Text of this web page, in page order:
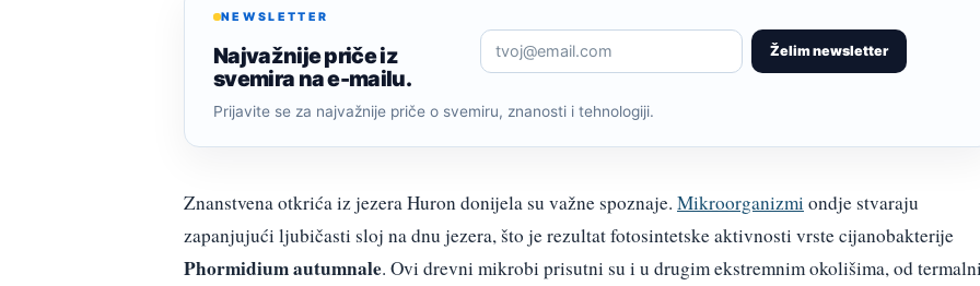
NEWSLETTER
Najvažnije priče iz
svemira na e-mailu.
Želim newsletter
Prijavite se za najvažnije priče o svemiru, znanosti i tehnologiji.
Znanstvena otkrića iz jezera Huron donijela su važne spoznaje. Mikroorganizmi ondje stvaraju
zapanjujući ljubičasti sloj na dnu jezera, što je rezultat fotosintetske aktivnosti vrste cijanobakterije
Phormidium autumnale. Ovi drevni mikrobi prisutni su i u drugim ekstremnim okolišima, od